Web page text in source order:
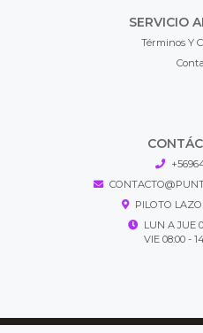
SERVICIO
Términos Y
PILOTO LAZO
LUN A JUE
VIE 08:00 -